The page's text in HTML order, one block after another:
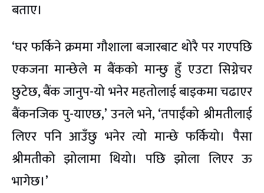
बताए।
‘घर फर्किने क्रममा गौशाला बजारबाट थोरै पर गएपछि
एकजना मान्छेले म बैंकको मान्छु हुँ एउटा सिग्नेचर
छुटेछ, बैंक जानुप-यो भनेर महतोलाई बाइकमा चढाएर
बैंकनजिक पु-याएछ,’ उनले भने, ‘तपाईंको श्रीमतीलाई
लिएर पनि आउँछु भनेर त्यो मान्छे फर्कियो। पैसा
श्रीमतीको झोलामा थियो। पछि झोला लिएर ऊ
भागेछ।’